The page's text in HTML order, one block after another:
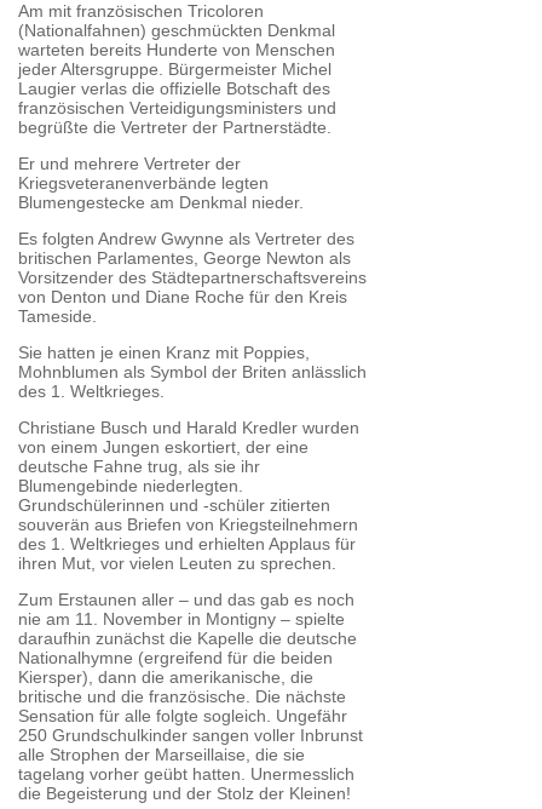
Am mit französischen Tricoloren
(Nationalfahnen) geschmückten Denkmal
warteten bereits Hunderte von Menschen
jeder Altersgruppe. Bürgermeister Michel
Laugier verlas die offizielle Botschaft des
französischen Verteidigungsministers und
begrüßte die Vertreter der Partnerstädte.
Er und mehrere Vertreter der
Kriegsveteranenverbände legten
Blumengestecke am Denkmal nieder.
Es folgten Andrew Gwynne als Vertreter des
britischen Parlamentes, George Newton als
Vorsitzender des Städtepartnerschaftsvereins
von Denton und Diane Roche für den Kreis
Tameside.
Sie hatten je einen Kranz mit Poppies,
Mohnblumen als Symbol der Briten anlässlich
des 1. Weltkrieges.
Christiane Busch und Harald Kredler wurden
von einem Jungen eskortiert, der eine
deutsche Fahne trug, als sie ihr
Blumengebinde niederlegten.
Grundschülerinnen und -schüler zitierten
souverän aus Briefen von Kriegsteilnehmern
des 1. Weltkrieges und erhielten Applaus für
ihren Mut, vor vielen Leuten zu sprechen.
Zum Erstaunen aller – und das gab es noch
nie am 11. November in Montigny – spielte
daraufhin zunächst die Kapelle die deutsche
Nationalhymne (ergreifend für die beiden
Kiersper), dann die amerikanische, die
britische und die französische. Die nächste
Sensation für alle folgte sogleich. Ungefähr
250 Grundschulkinder sangen voller Inbrunst
alle Strophen der Marseillaise, die sie
tagelang vorher geübt hatten. Unermesslich
die Begeisterung und der Stolz der Kleinen!